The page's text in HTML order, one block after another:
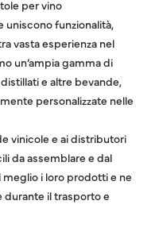
per vino
uniscono funzionalità,
vasta esperienza nel
un’ampia gamma di
e altre bevande,
personalizzate nelle
vinicole e ai distributori
da assemblare e dal
i loro prodotti e ne
durante il trasporto e